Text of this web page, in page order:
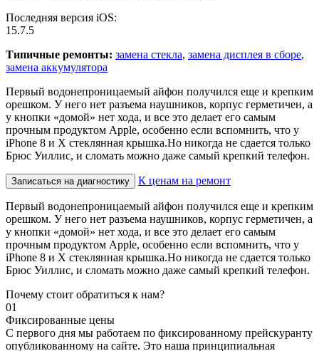
Последняя версия iOS:
15.7.5
Типичные ремонты: замена стекла, замена дисплея в сборе,
замена аккумулятора
Первый водонепроницаемый айфон получился еще и крепким
орешком. У него нет разъема наушников, корпус герметичен, а
у кнопки «домой» нет хода, и все это делает его самым
прочным продуктом Apple, особенно если вспомнить, что у
iPhone 8 и Х стеклянная крышка.Но никогда не сдается только
Брюс Уиллис, и сломать можно даже самый крепкий телефон.
Записаться на диагностику К ценам на ремонт
Первый водонепроницаемый айфон получился еще и крепким
орешком. У него нет разъема наушников, корпус герметичен, а
у кнопки «домой» нет хода, и все это делает его самым
прочным продуктом Apple, особенно если вспомнить, что у
iPhone 8 и Х стеклянная крышка.Но никогда не сдается только
Брюс Уиллис, и сломать можно даже самый крепкий телефон.
Почему стоит обратиться к нам?
01
Фиксированные цены
С первого дня мы работаем по фиксированному прейскуранту
опубликованному на сайте. Это наша принципиальная